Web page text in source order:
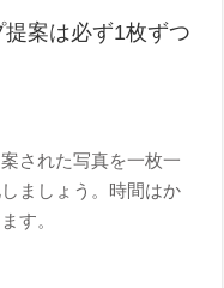
案は必ず1枚ずつ
された写真を一枚一
ましょう。時間はか
す。